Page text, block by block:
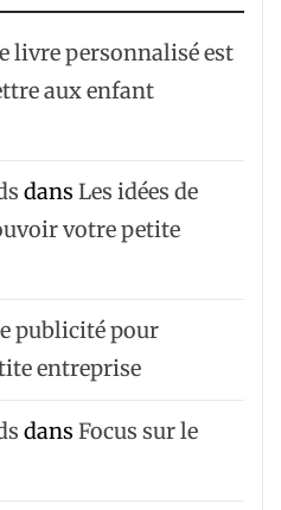
livre personnalisé est
aux enfant
dans Les idées de
votre petite
publicité pour
entreprise
dans Focus sur le